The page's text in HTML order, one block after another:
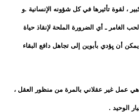
، لقوة تأثيرها في كل شؤونه الإنسانية .و
الغامر ـ أي الضرورة الملحة لإنقاذ حياة
أن يِؤدي بأبوين إلى تجاهل دافع البقاء
هي عمل غير عقلاني بالمرة من منظور العقل ،
الوحيد .